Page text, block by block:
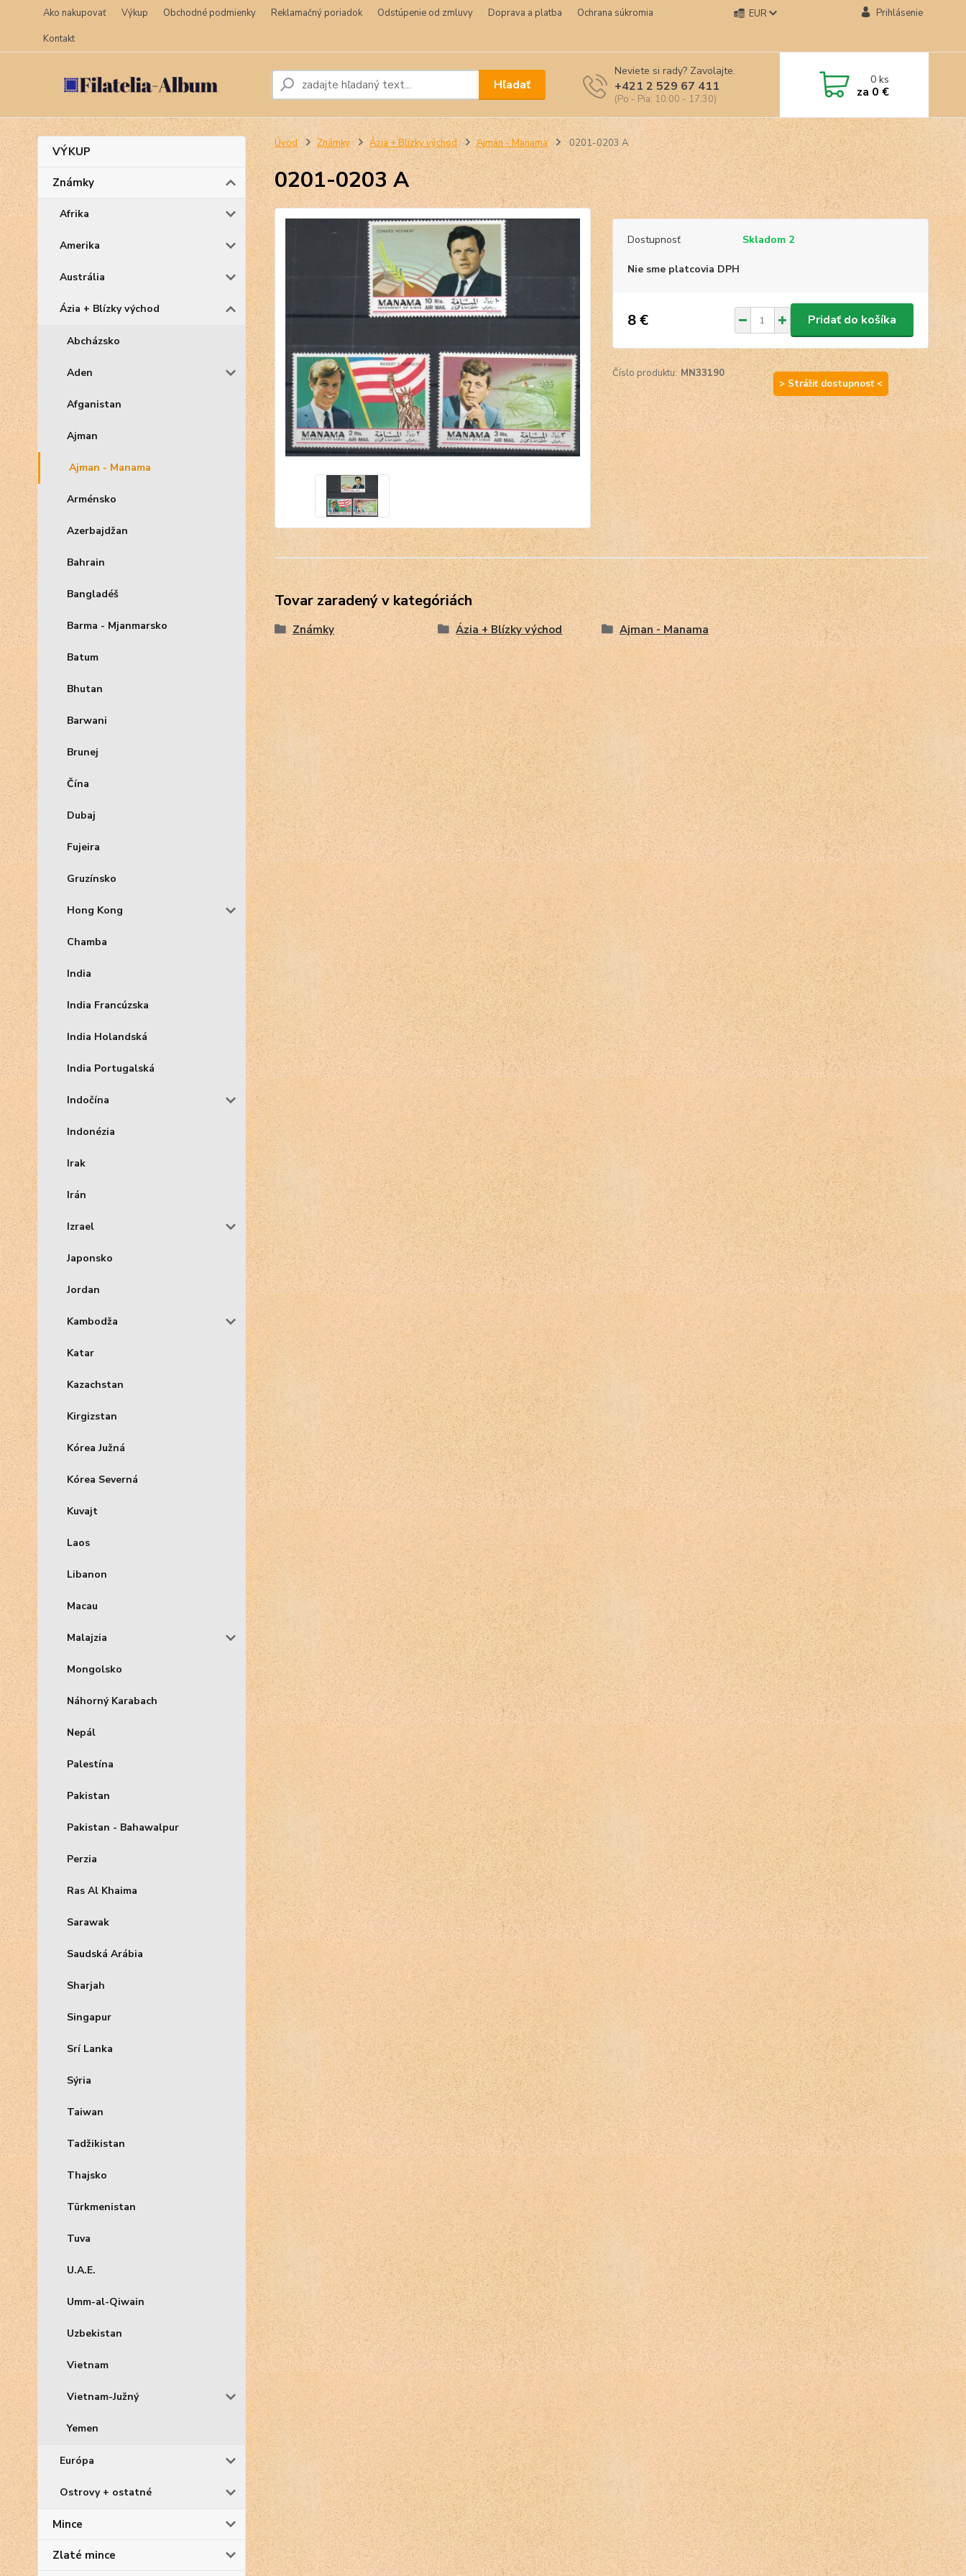
Ako nakupovať Výkup Obchodné podmienky Reklamačný poriadok Odstúpenie od zmluvy Doprava a platba
Ochrana súkromia
Kontakt
EUR Prihlásenie
Hľadať
Neviete si rady? Zavolajte.
+421 2 529 67 411
(Po - Pia: 10:00 - 17:30)
0ks
za 0 €
VÝKUP
Známky
Afrika
Amerika
Austrália
Ázia + Blízky východ
Abcházsko
Aden
Afganistan
Ajman
Ajman - Manama
Arménsko
Azerbajdžan
Bahrain
Bangladéš
Barma - Mjanmarsko
Batum
Bhutan
Barwani
Brunej
Čína
Dubaj
Fujeira
Gruzínsko
Hong Kong
Chamba
India
India Francúzska
India Holandská
India Portugalská
Indočína
Indonézia
Irak
Irán
Izrael
Japonsko
Jordan
Kambodža
Katar
Kazachstan
Kirgizstan
Kórea Južná
Kórea Severná
Kuvajt
Laos
Libanon
Macau
Malajzia
Mongolsko
Náhorný Karabach
Nepál
Palestína
Pakistan
Pakistan - Bahawalpur
Perzia
Ras Al Khaima
Sarawak
Saudská Arábia
Sharjah
Singapur
Srí Lanka
Sýria
Taiwan
Tadžikistan
Thajsko
Türkmenistan
Tuva
U.A.E.
Umm-al-Qiwain
Uzbekistan
Vietnam
Vietnam-Južný
Yemen
Európa
Ostrovy + ostatné
Mince
Zlaté mince
Úvod Známky Ázia + Blízky východ Ajman - Manama 0201-0203 A
0201-0203 A
Dostupnosť Skladom 2
Nie sme platcovia DPH
8 € Pridať do košíka
Číslo produktu: MN33190
> Strážiť dostupnosť <
Tovar zaradený v kategóriách
Známky Ázia + Blízky východ Ajman - Manama